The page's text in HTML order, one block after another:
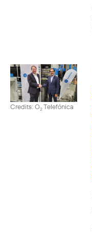
Credits: O2Telefónica